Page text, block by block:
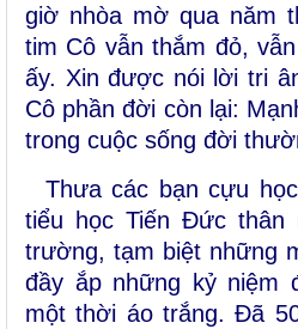
giờ nhòa mờ qua năm
tim Cô vẫn thắm đỏ,
ấy. Xin được nói lời tri
Cô phần đời còn lại:
trong cuộc sống đời
Thưa các bạn cựu
tiểu học Tiến Đức thân
trường, tạm biệt những
đầy ắp những kỷ niệm
một thời áo trắng. Đã